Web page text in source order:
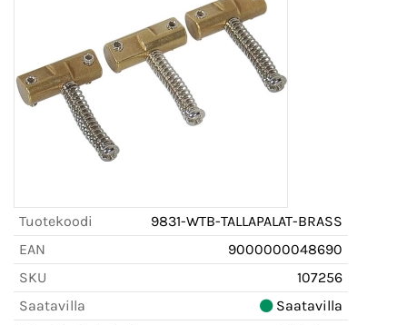
Tuotekoodi
9831-WTB-TALLAPALAT-BRASS
EAN
9000000048690
SKU
107256
Saatavilla
Saatavilla